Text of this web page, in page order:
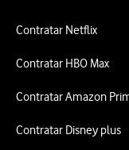
Contratar Netflix
Contratar HBO Max
Contratar Amazon
Contratar Disney plus